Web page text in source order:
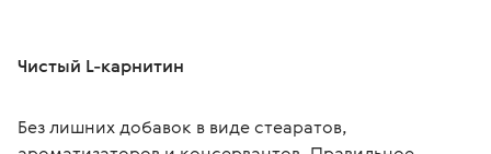
Чистый L-карнитин
Без лишних добавок в виде стеаратов,